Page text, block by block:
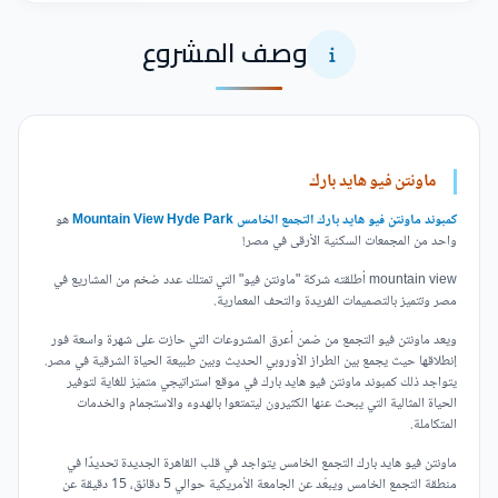
وصف المشروع
ماونتن فيو هايد بارك
كمبوند ماونتن فيو هايد بارك التجمع الخامس Mountain View Hyde Park
هو
واحد من المجمعات السكنية الأرقى في مصر!
mountain view أطلقته شركة "ماونتن فيو" التي تمتلك عدد ضخم من المشاريع في
مصر وتتميز بالتصميمات الفريدة والتحف المعمارية.
ويعد ماونتن فيو التجمع من ضمن أعرق المشروعات التي حازت على شهرة واسعة فور
إنطلاقها حيث يجمع بين الطراز الأوروبي الحديث وبين طبيعة الحياة الشرقية في مصر.
يتواجد ذلك كمبوند ماونتن فيو هايد بارك في موقع استراتيجي متميّز للغاية لتوفير
الحياة المثالية التي يبحث عنها الكثيرون ليتمتعوا بالهدوء والاستجمام والخدمات
المتكاملة.
ماونتن فيو هايد بارك التجمع الخامس يتواجد في قلب القاهرة الجديدة تحديدًا في
منطقة التجمع الخامس ويبعُد عن الجامعة الأمريكية حوالي 5 دقائق، 15 دقيقة عن